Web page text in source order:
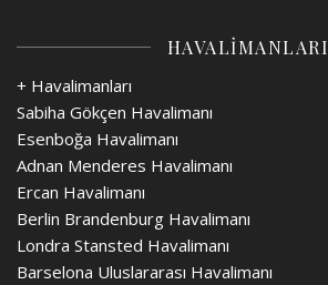
HAVALİMANLARI
+ Havalimanları
Sabiha Gökçen Havalimanı
Esenboğa Havalimanı
Adnan Menderes Havalimanı
Ercan Havalimanı
Berlin Brandenburg Havalimanı
Londra Stansted Havalimanı
Barselona Uluslararası Havalimanı